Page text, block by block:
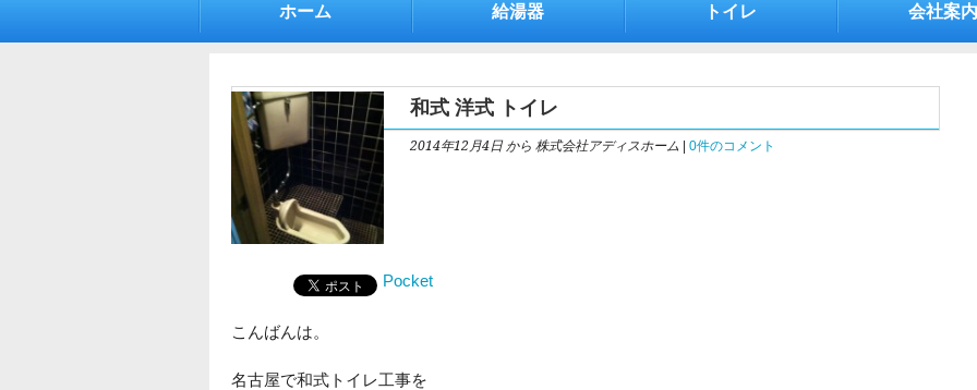
ホーム 給湯器 トイレ 会社案内
和式 洋式 トイレ
2014年12月4日 から 株式会社アディスホーム |0件のコメント
Pocket
こんばんは。
名古屋で和式トイレ工事を